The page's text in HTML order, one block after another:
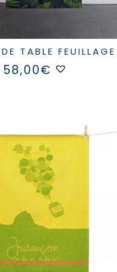
DE TABLE FEUILLAGE
58,00€